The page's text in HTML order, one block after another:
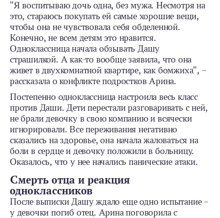
"Я воспитываю дочь одна, без мужа. Несмотря на
это, стараюсь покупать ей самые хорошие вещи,
чтобы она не чувствовала себя обделенной.
Конечно, не всем детям это нравится.
Одноклассница начала обзывать Дашу
страшилкой. А как-то вообще заявила, что она
живет в двухкомнатной квартире, как бомжиха", –
рассказала о конфликте подростков Арина.
Постепенно одноклассница настроила весь класс
против Даши. Дети перестали разговаривать с ней,
не брали девочку в свою компанию и всячески
игнорировали. Все переживания негативно
сказались на здоровье, она начала жаловаться на
боли в сердце и девочку положили в больницу.
Оказалось, что у нее начались панические атаки.
Смерть отца и реакция
одноклассников
После выписки Дашу ждало еще одно испытание –
у девочки погиб отец. Арина поговорила с